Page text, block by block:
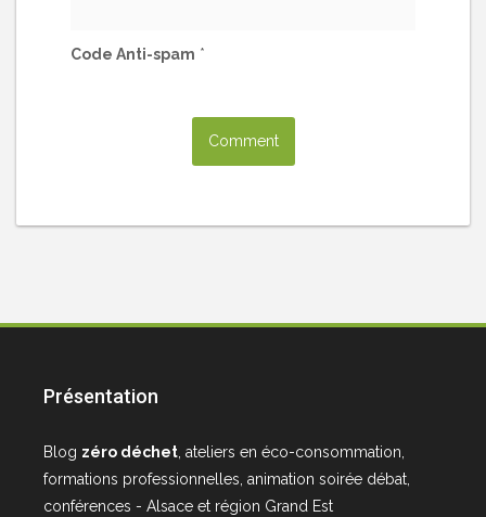
Code Anti-spam *
Présentation
Blog zéro déchet, ateliers en éco-consommation,
formations professionnelles, animation soirée débat,
conférences - Alsace et région Grand Est